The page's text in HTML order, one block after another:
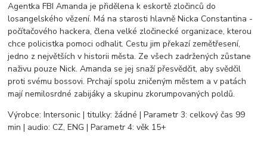
Agentka FBI Amanda je přidělena k eskortě zločinců do
losangelského vězení. Má na starosti hlavně Nicka Constantina -
počítačového hackera, člena velké zločinecké organizace, kterou
chce policistka pomoci odhalit. Cestu jim překazí zemětřesení,
jedno z největších v historii města. Ze všech zadržených zůstane
naživu pouze Nick. Amanda se jej snaží přesvědčit, aby svědčil
proti svému bossovi. Prchají spolu zničeným městem a v patách
mají nemilosrdné zabijáky a skupinu zkorumpovaných poldů.
Výrobce: Intersonic | titulky: žádné | Parametr 3: celkový čas 99
min | audio: CZ, ENG | Parametr 4: věk 15+